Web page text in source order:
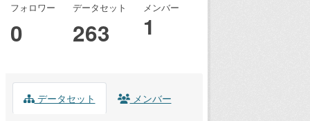
フォロワー
0
データセット
263
メンバー
1
データセット メンバー